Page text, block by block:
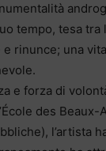
tempo, tesa
rinunce; una
e forza di
des
l’artista